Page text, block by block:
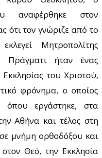
αναφέρθηκε στον
ότι τον γνώριζε από το
Μητροπολίτης
Πράγματι ήταν ένας
Εκκλησίας του Χριστού,
φρόνημα, ο οποίος
όπου εργάστηκε, στα
Αθήνα και τέλος στη
μνήμη ορθοδόξου και
Θεό, την Εκκλησία